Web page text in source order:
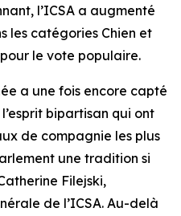
l’ICSA a augmenté
les catégories Chien et
le vote populaire.
a une fois encore capté
bipartisan qui ont
de compagnie les plus
une tradition si
Filejski,
de l’ICSA. Au-delà